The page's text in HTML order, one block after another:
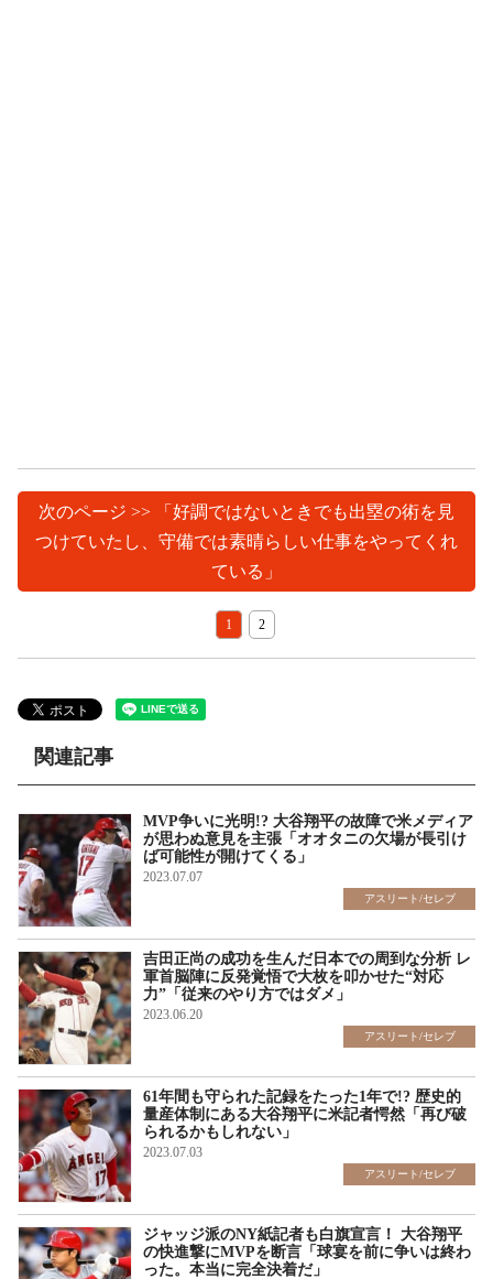
次のページ >> 「好調ではないときでも出塁の術を見
つけていたし、守備では素晴らしい仕事をやってくれ
ている」
1 2
関連記事
MVP争いに光明!? 大谷翔平の故障で米メディア
が思わぬ意見を主張「オオタニの欠場が長引け
ば可能性が開けてくる」
2023.07.07
アスリート/セレブ
吉田正尚の成功を生んだ日本での周到な分析 レ
軍首脳陣に反発覚悟で大枚を叩かせた“対応
力”「従来のやり方ではダメ」
2023.06.20
アスリート/セレブ
61年間も守られた記録をたった1年で!? 歴史的
量産体制にある大谷翔平に米記者愕然「再び破
られるかもしれない」
2023.07.03
アスリート/セレブ
ジャッジ派のNY紙記者も白旗宣言！ 大谷翔平
の快進撃にMVPを断言「球宴を前に争いは終わ
った。本当に完全決着だ」